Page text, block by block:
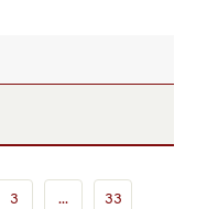
3 ... 33